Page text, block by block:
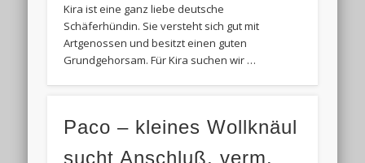
Kira ist eine ganz liebe deutsche
Schäferhündin. Sie versteht sich gut mit
Artgenossen und besitzt einen guten
Grundgehorsam. Für Kira suchen wir …
Paco – kleines Wollknäul
sucht Anschluß, verm.